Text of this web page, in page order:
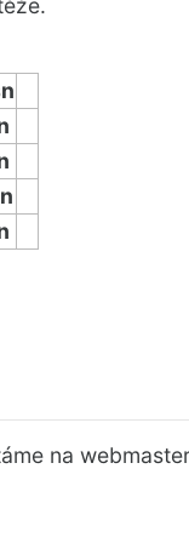
na webmaster